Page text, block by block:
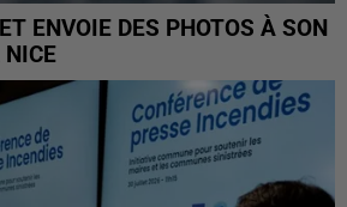
ENVOIE DES PHOTOS À SON
NICE